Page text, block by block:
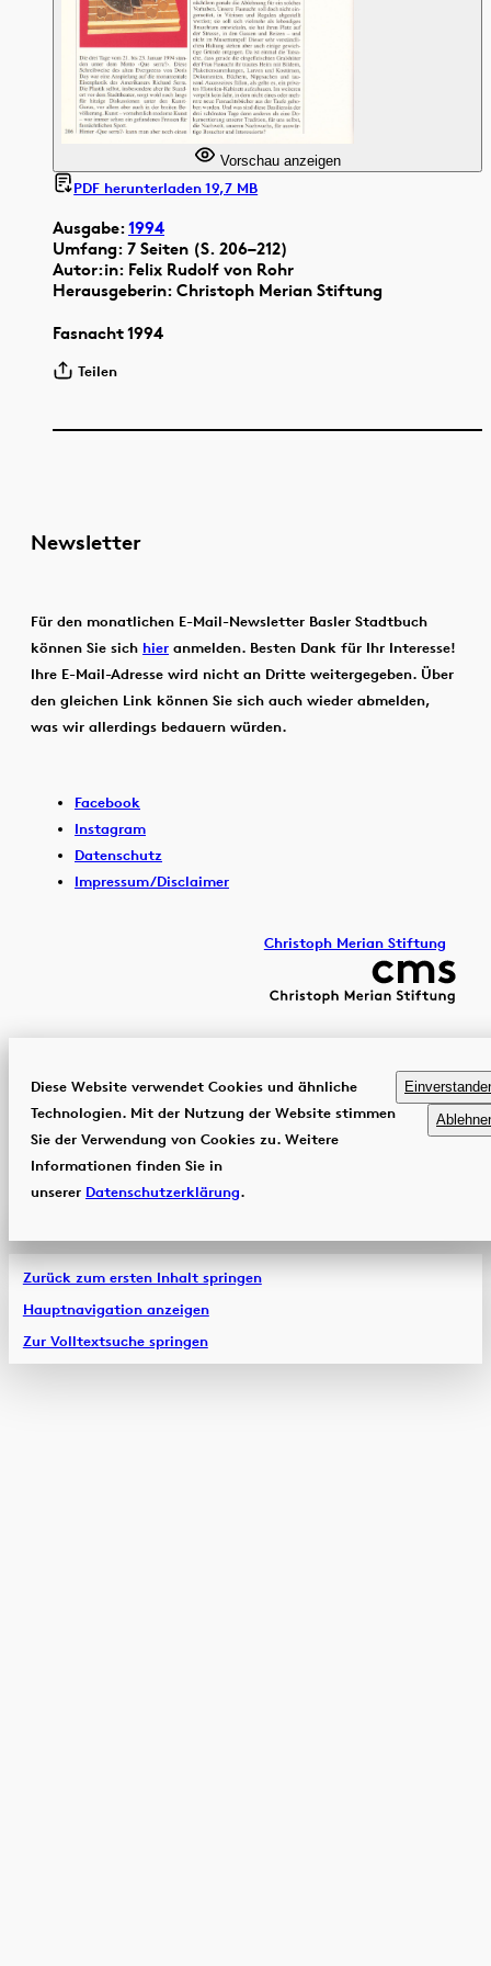
Ausgabe:1994
Umfang: 7 Seiten (S. 206–212)
Autor:in: Felix Rudolf von Rohr
Herausgeberin: Christoph Merian Stiftung
Fasnacht 1994
Teilen
Vorschau anzeigen
PDF herunterladen 19,7 MB
Newsletter
Für den monatlichen E-Mail-Newsletter Basler Stadtbuch
können Sie sich hier anmelden. Besten Dank für Ihr Interesse!
Ihre E-Mail-Adresse wird nicht an Dritte weitergegeben. Über
den gleichen Link können Sie sich auch wieder abmelden,
was wir allerdings bedauern würden.
Facebook
Instagram
Datenschutz
Impressum/Disclaimer
Christoph Merian Stiftung
Diese Website verwendet Cookies und ähnliche
Technologien. Mit der Nutzung der Website stimmen
Sie der Verwendung von Cookies zu. Weitere
Informationen finden Sie in
unserer Datenschutzerklärung.
Zurück zum ersten Inhalt springen
Hauptnavigation anzeigen
Zur Volltextsuche springen